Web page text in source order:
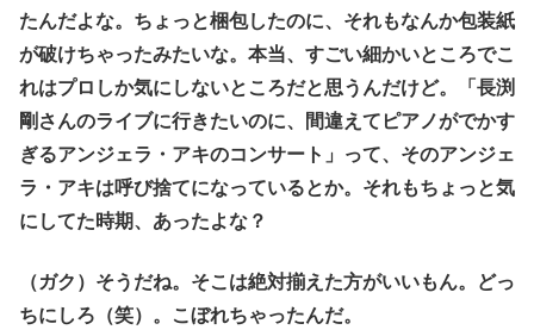
たんだよな。ちょっと梱包したのに、それもなんか包装紙
が破けちゃったみたいな。本当、すごい細かいところでこ
れはプロしか気にしないところだと思うんだけど。「長渕
剛さんのライブに行きたいのに、間違えてピアノがでかす
ぎるアンジェラ・アキのコンサート」って、そのアンジェ
ラ・アキは呼び捨てになっているとか。それもちょっと気
にしてた時期、あったよな？
（ガク）そうだね。そこは絶対揃えた方がいいもん。どっ
ちにしろ（笑）。こぼれちゃったんだ。